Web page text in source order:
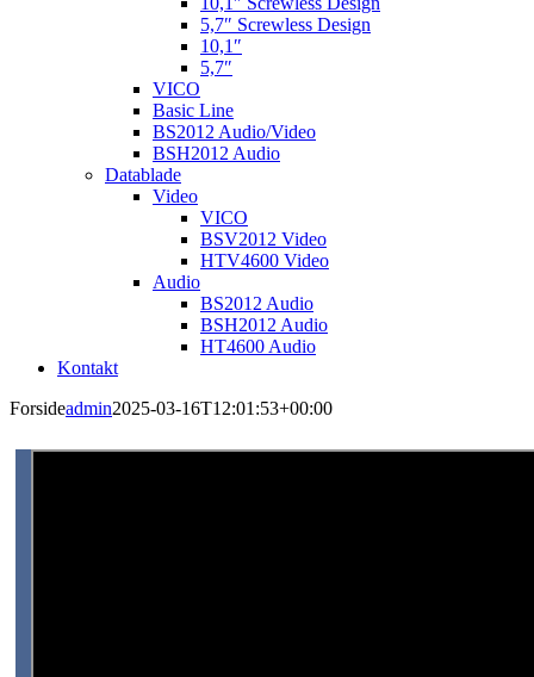
5,7″ Screwless Design
10,1″
5,7″
VICO
Basic Line
BS2012 Audio/Video
BSH2012 Audio
Datablade
Video
VICO
BSV2012 Video
HTV4600 Video
Audio
BS2012 Audio
BSH2012 Audio
HT4600 Audio
Kontakt
Forsideadmin2025-03-16T12:01:53+00:00